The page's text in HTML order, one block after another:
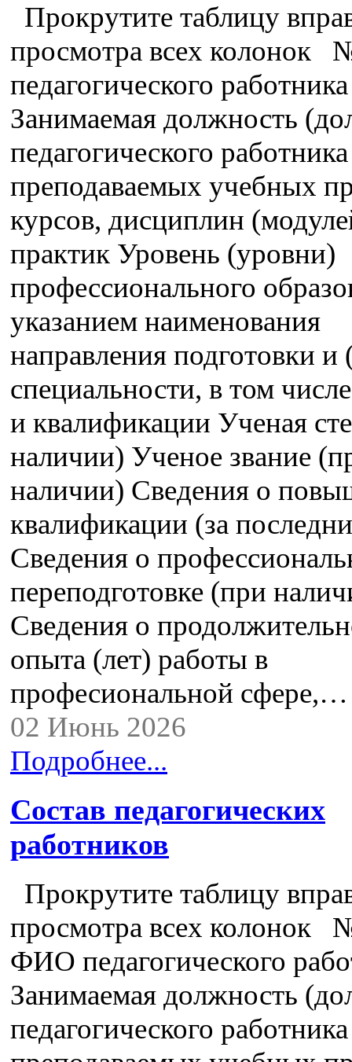
Прокрутите таблицу
просмотра всех
педагогического работника
Занимаемая должность
педагогического
преподаваемых учебных
курсов, дисциплин
практик Уровень (уровни)
профессионального
указанием наименования
направления подготовки и
специальности, в том
и квалификации Ученая
наличии) Ученое звание
наличии) Сведения о
квалификации (за
Сведения о
переподготовке (при
Сведения о
опыта (лет) работы в
професиональной сфере,…
02 Июнь 2026
Подробнее...
Состав педагогических
работников
Прокрутите таблицу
просмотра всех колонок
ФИО педагогического
Занимаемая должность
педагогического